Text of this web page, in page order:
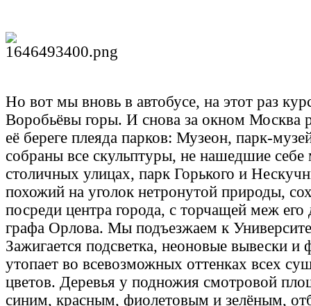
Но вот мы вновь в автобусе, на этот раз
Воробьёвы горы. И снова за окном Москва
её береге плеяда парков: Музеон, парк-
собраны все скульптуры, не нашедшие себе
столичных улицах, парк Горького и
похожий на уголок нетронутой природы,
посреди центра города, с торчащей меж его
графа Орлова. Мы подъезжаем к
Зажигается подсветка, неоновые вывески и
утопает во всевозможных оттенках всех
цветов. Деревья у подножия смотровой
синим, красным, фиолетовым и зелёным,